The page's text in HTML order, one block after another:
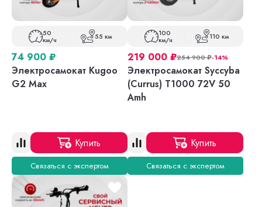
50
км/ч 55 км
74 900 ₽
Электросамокат Kugoo
G2 Max
Купить
Связаться с экспертом
100
км/ч 110 км
219 000 ₽254 900₽-14%
Электросамокат Syccyba
(Currus) T1000 72V 50
Amh
Купить
Связаться с экспертом